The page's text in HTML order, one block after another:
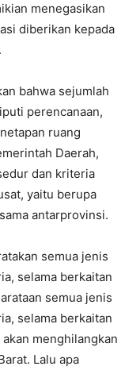
menegasikan
diberikan kepada
bahwa sejumlah
perencanaan,
ruang
Daerah,
dan kriteria
yaitu berupa
antarprovinsi.
semua jenis
selama berkaitan
semua jenis
selama berkaitan
menghilangkan
Lalu apa